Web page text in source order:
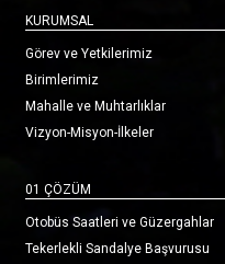
KURUMSAL
Görev ve Yetkilerimiz
Birimlerimiz
Mahalle ve Muhtarlıklar
Vizyon-Misyon-İlkeler
01 ÇÖZÜM
Otobüs Saatleri ve Güzergahlar
Tekerlekli Sandalye Başvurusu